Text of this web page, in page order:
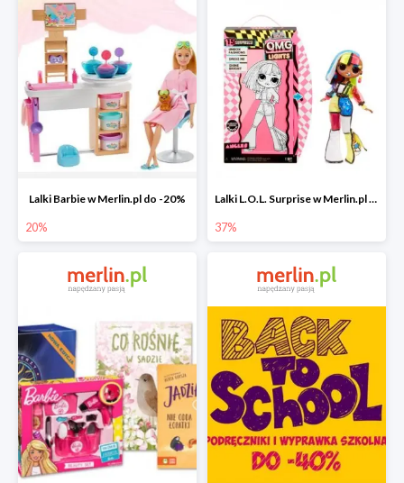
Lalki Barbie w Merlin.pl do -20%
20%
Lalki L.O.L. Surprise w Merlin.pl do -37%
37%